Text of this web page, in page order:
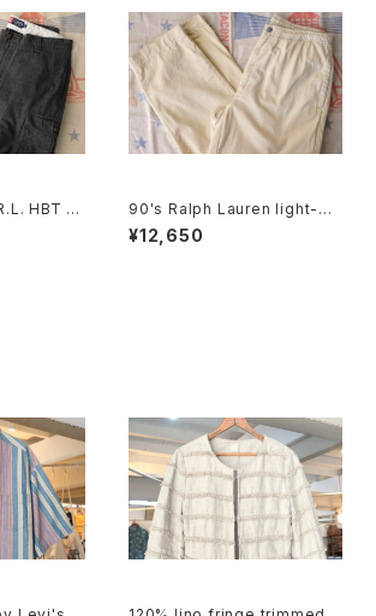
HBT sli
90's Ralph Lauren light-be
ige cotton easy Pants
¥12,650